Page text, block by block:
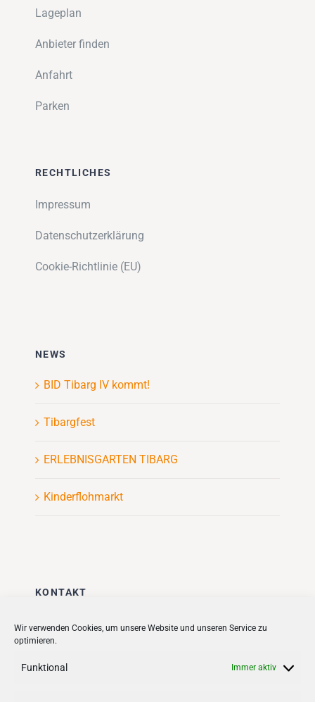
Wir verwenden Cookies, um unsere Website und unseren Service zu
optimieren.
Funktional Immer aktiv
Lageplan
Anbieter finden
Anfahrt
Parken
RECHTLICHES
Impressum
Datenschutzerklärung
Cookie-Richtlinie (EU)
NEWS
BID Tibarg IV kommt!
Tibargfest
ERLEBNISGARTEN TIBARG
Kinderflohmarkt
KONTAKT
Stadt + Handel City- und
Quartiersmanagement